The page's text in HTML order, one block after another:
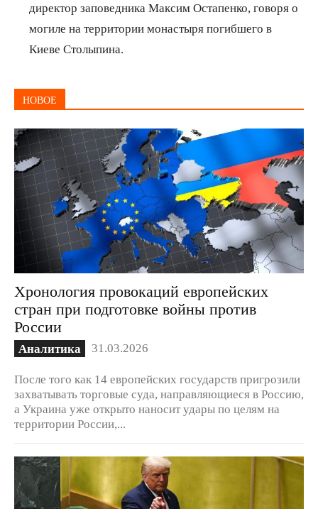
директор заповедника Максим Остапенко, говоря о
могиле на территории монастыря погибшего в
Киеве Столыпина.
НОВОЕ
Хронология провокаций европейских
стран при подготовке войны против
России
Аналитика 31.03.2026
После того как 14 европейских государств пригрозили
захватывать торговые суда, направляющиеся в Россию,
а Украина уже открыто наносит удары по целям на
территории России,...